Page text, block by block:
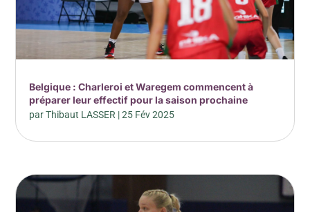
Belgique : Charleroi et Waregem commencent à
préparer leur effectif pour la saison prochaine
parThibaut LASSER |25 Fév 2025